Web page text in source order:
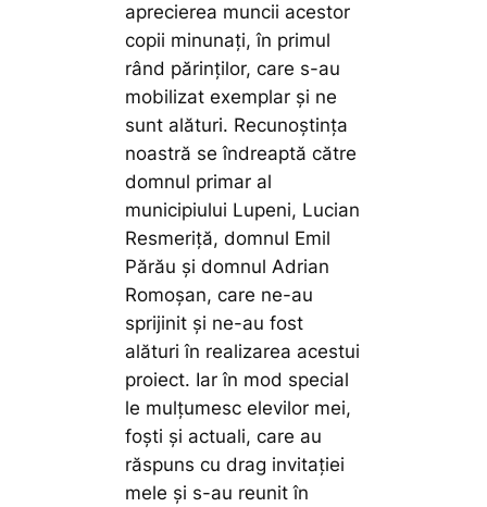
aprecierea muncii acestor
copii minunați, în primul
rând părinților, care s-au
mobilizat exemplar și ne
sunt alături. Recunoștința
noastră se îndreaptă către
domnul primar al
municipiului Lupeni, Lucian
Resmeriță, domnul Emil
Părău și domnul Adrian
Romoșan, care ne-au
sprijinit și ne-au fost
alături în realizarea acestui
proiect. Iar în mod special
le mulțumesc elevilor mei,
foști și actuali, care au
răspuns cu drag invitației
mele și s-au reunit în